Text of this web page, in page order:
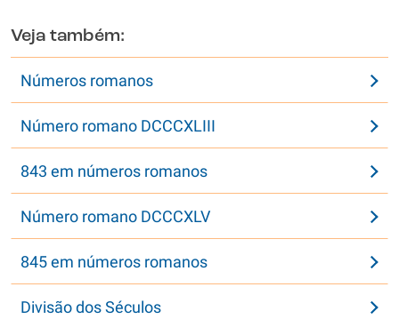
Veja também:
Números romanos
Número romano DCCCXLIII
843 em números romanos
Número romano DCCCXLV
845 em números romanos
Divisão dos Séculos